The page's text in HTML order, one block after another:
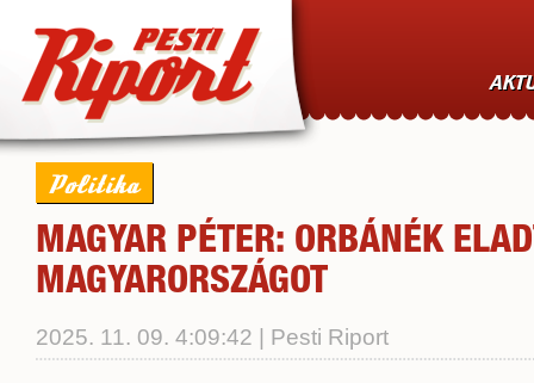
Politika
MAGYAR PÉTER: ORBÁNÉK
MAGYARORSZÁGOT
2025. 11. 09. 4:09:42 | Pesti Riport